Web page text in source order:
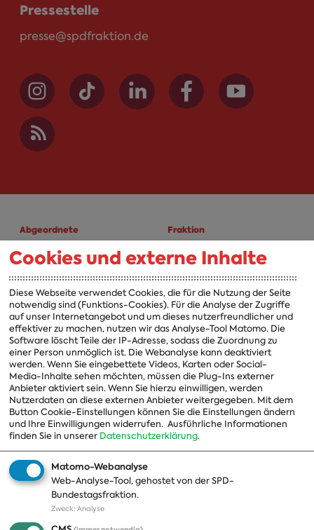
Pressestelle
presse@spdfraktion.de
Abgeordnete
A-Z
Fraktion
Fraktion
Vorsitzender
Vorstand
Arbeitsgruppen
Ausschussvorsitzende
Beauftragte
Landesgruppen
Organisation
Themen Presse
Cookies und externe Inhalte
Diese Webseite verwendet Cookies, die für die Nutzung der Seite
notwendig sind (Funktions-Cookies). Für die Analyse der Zugriffe
auf unser Internetangebot und um dieses nutzerfreundlicher und
effektiver zu machen, nutzen wir das Analyse-Tool Matomo. Die
Software löscht Teile der IP-Adresse, sodass die Zuordnung zu
einer Person unmöglich ist. Die Webanalyse kann deaktiviert
werden. Wenn Sie eingebettete Videos, Karten oder Social-
Media-Inhalte sehen möchten, müssen die Plug-Ins externer
Anbieter aktiviert sein. Wenn Sie hierzu einwilligen, werden
Nutzerdaten an diese externen Anbieter weitergegeben. Mit dem
Button Cookie-Einstellungen können Sie die Einstellungen ändern
und Ihre Einwilligungen widerrufen. Ausführliche Informationen
finden Sie in unserer Datenschutzerklärung.
Matomo-Webanalyse
Web-Analyse-Tool, gehostet von der SPD-
Bundestagsfraktion.
Zweck: Analyse